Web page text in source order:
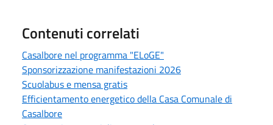
Contenuti correlati
Casalbore nel programma "ELoGE"
Sponsorizzazione manifestazioni 2026
Scuolabus e mensa gratis
Efficientamento energetico della Casa Comunale di
Casalbore